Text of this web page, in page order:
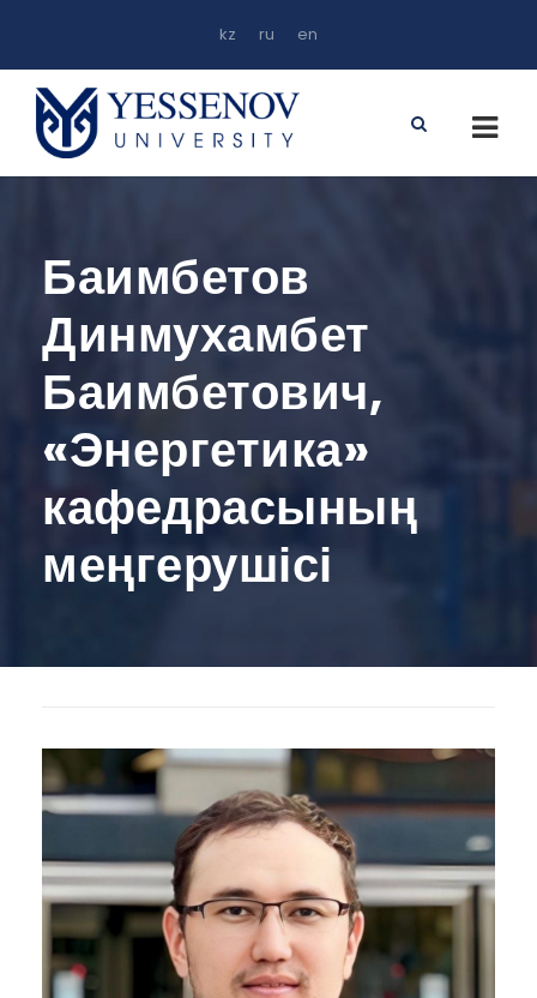
kz ru en
Баимбетов
Динмухамбет
Баимбетович,
«Энергетика»
кафедрасының
меңгерушісі